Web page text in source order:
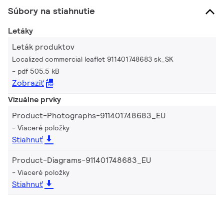
Súbory na stiahnutie
Letáky
Leták produktov
Localized commercial leaflet 911401748683 sk_SK
pdf 505.5 kB
Zobraziť
Vizuálne prvky
Product-Photographs-911401748683_EU
Viaceré položky
Stiahnuť
Product-Diagrams-911401748683_EU
Viaceré položky
Stiahnuť